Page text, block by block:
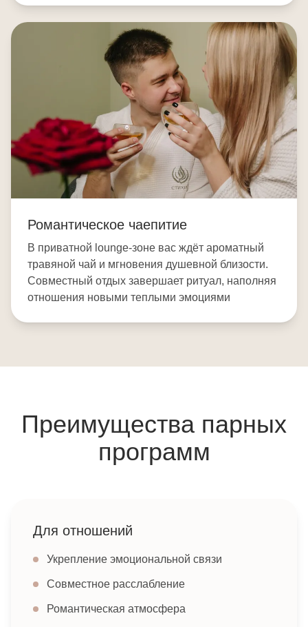
Романтическое чаепитие
В приватной lounge-зоне вас ждёт ароматный
травяной чай и мгновения душевной близости.
Совместный отдых завершает ритуал, наполняя
отношения новыми теплыми эмоциями
Преимущества парных
программ
Для отношений
Укрепление эмоциональной связи
Совместное расслабление
Романтическая атмосфера